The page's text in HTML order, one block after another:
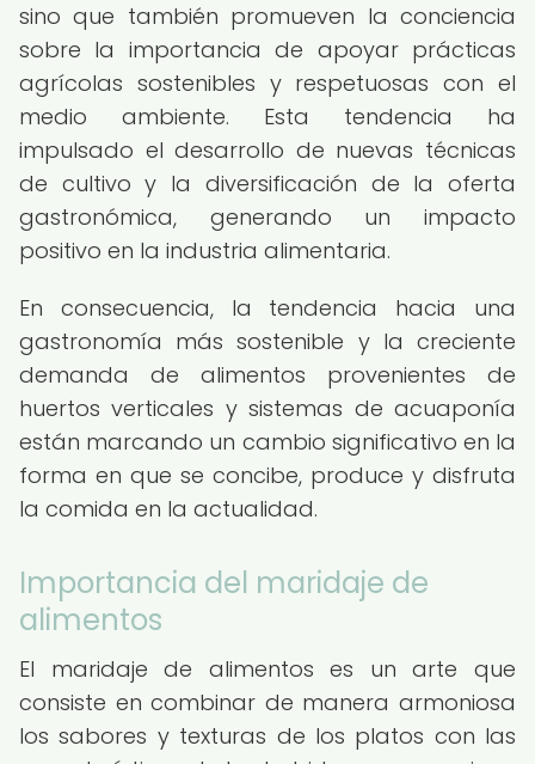
sino que también promueven la conciencia
sobre la importancia de apoyar prácticas
agrícolas sostenibles y respetuosas con el
medio ambiente. Esta tendencia ha
impulsado el desarrollo de nuevas técnicas
de cultivo y la diversificación de la oferta
gastronómica, generando un impacto
positivo en la industria alimentaria.
En consecuencia, la tendencia hacia una
gastronomía más sostenible y la creciente
demanda de alimentos provenientes de
huertos verticales y sistemas de acuaponía
están marcando un cambio significativo en la
forma en que se concibe, produce y disfruta
la comida en la actualidad.
Importancia del maridaje de
alimentos
El maridaje de alimentos es un arte que
consiste en combinar de manera armoniosa
los sabores y texturas de los platos con las